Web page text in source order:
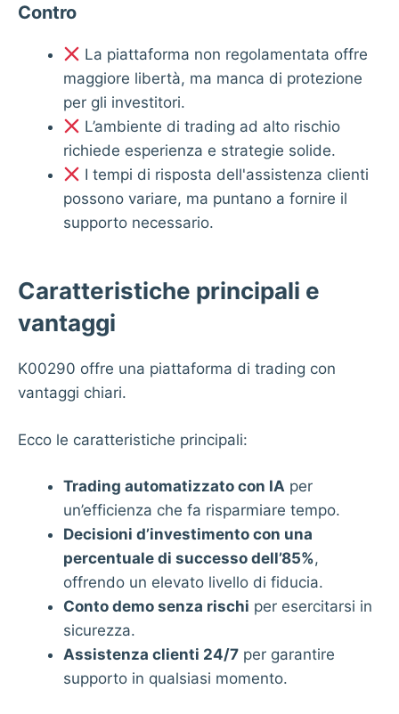
Contro
La piattaforma non regolamentata offre
maggiore libertà, ma manca di protezione
per gli investitori.
L’ambiente di trading ad alto rischio
richiede esperienza e strategie solide.
I tempi di risposta dell'assistenza clienti
possono variare, ma puntano a fornire il
supporto necessario.
Caratteristiche principali e
vantaggi
K00290 offre una piattaforma di trading con
vantaggi chiari.
Ecco le caratteristiche principali:
Trading automatizzato con IA per
un’efficienza che fa risparmiare tempo.
Decisioni d’investimento con una
percentuale di successo dell’85%,
offrendo un elevato livello di fiducia.
Conto demo senza rischi per esercitarsi in
sicurezza.
Assistenza clienti 24/7 per garantire
supporto in qualsiasi momento.